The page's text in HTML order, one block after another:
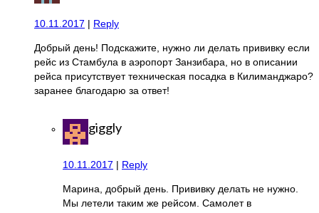
10.11.2017 | Reply
Добрый день! Подскажите, нужно ли делать прививку если
рейс из Стамбула в аэропорт Занзибара, но в описании
рейса присутствует техническая посадка в Килиманджаро?
заранее благодарю за ответ!
giggly
10.11.2017 | Reply
Марина, добрый день. Прививку делать не нужно.
Мы летели таким же рейсом. Самолет в